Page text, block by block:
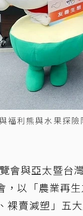
福利熊與水果探
會與亞太暨台
，以「農業再
裸賣減塑」五